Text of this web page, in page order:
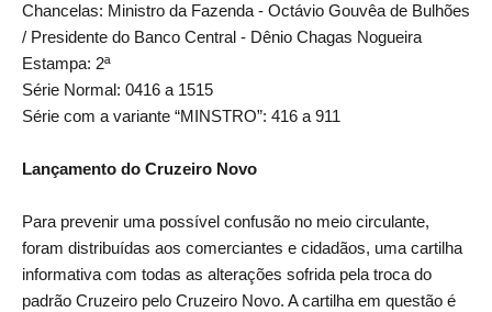
Chancelas: Ministro da Fazenda - Octávio Gouvêa de Bulhões
/ Presidente do Banco Central - Dênio Chagas Nogueira
Estampa: 2ª
Série Normal: 0416 a 1515
Série com a variante “MINSTRO”: 416 a 911
Lançamento do Cruzeiro Novo
Para prevenir uma possível confusão no meio circulante,
foram distribuídas aos comerciantes e cidadãos, uma cartilha
informativa com todas as alterações sofrida pela troca do
padrão Cruzeiro pelo Cruzeiro Novo. A cartilha em questão é